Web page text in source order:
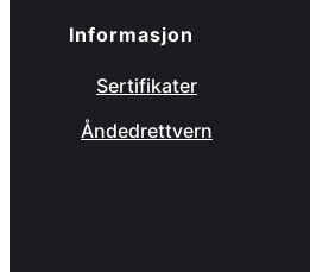
Informasjon
Sertifikater
Åndedrettvern